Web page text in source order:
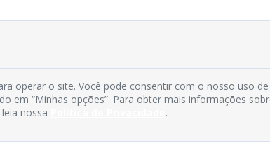
operar o site. Você pode consentir com o nosso uso de
em “Minhas opções”. Para obter mais informações
nossa
.